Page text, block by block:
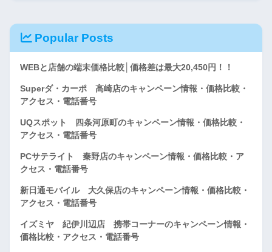
Popular Posts
WEBと店舗の端末価格比較│価格差は最大20,450円！！
Superダ・カーポ 高崎店のキャンペーン情報・価格比較・
アクセス・電話番号
UQスポット 四条河原町のキャンペーン情報・価格比較・
アクセス・電話番号
PCサテライト 秦野店のキャンペーン情報・価格比較・ア
クセス・電話番号
新日通モバイル 大久保店のキャンペーン情報・価格比較・
アクセス・電話番号
イズミヤ 紀伊川辺店 携帯コーナーのキャンペーン情報・
価格比較・アクセス・電話番号